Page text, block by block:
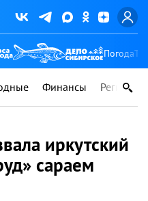
Погода
Финансы Регионы
иркутский
сараем